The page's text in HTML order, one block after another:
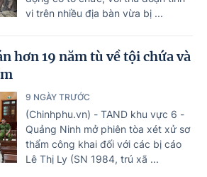
vi trên nhiều địa bàn vừa bị ...
hơn 19 năm tù về tội chứa và
9 NGÀY TRƯỚC
(Chinhphu.vn) - TAND khu vực 6 -
Quảng Ninh mở phiên tòa xét xử sơ
thẩm công khai đối với các bị cáo
Lê Thị Ly (SN 1984, trú xã ...